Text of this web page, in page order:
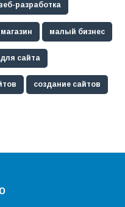
разработка
малый бизнес
сайта
создание сайтов